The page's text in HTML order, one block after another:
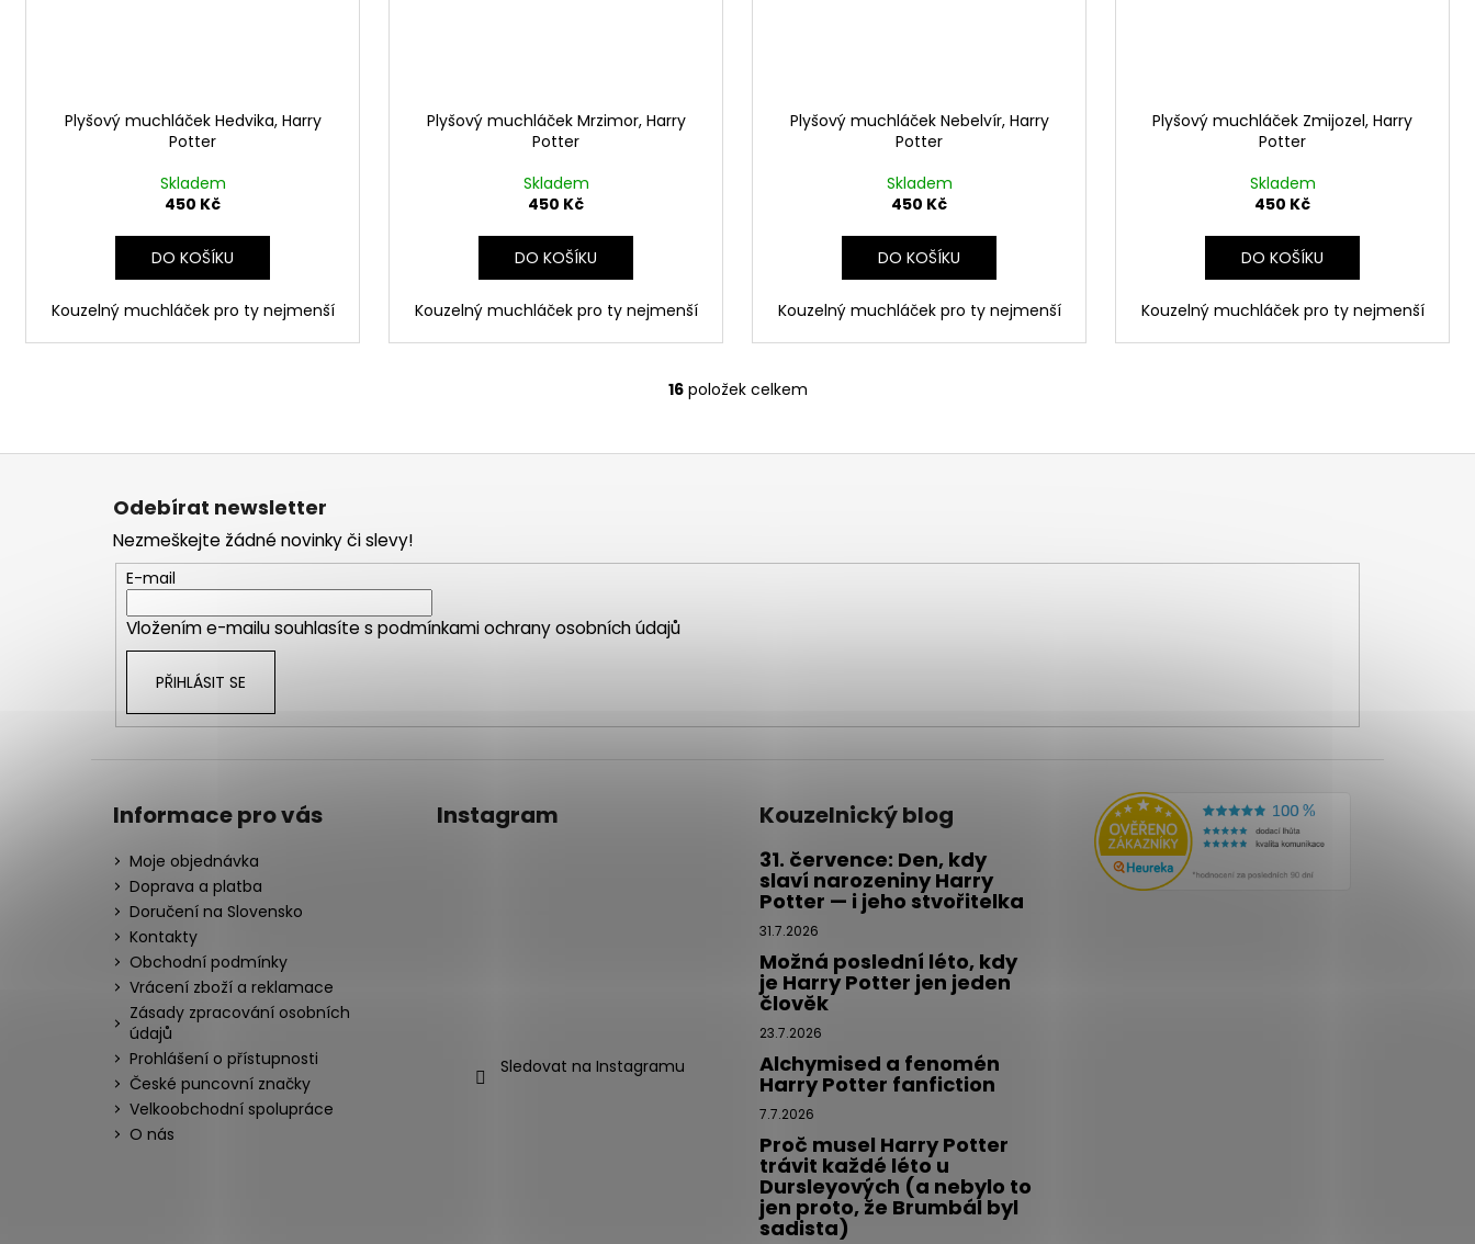
Plyšový muchláček Hedvika, Harry
Potter
Skladem
450 Kč
DO KOŠÍKU
Kouzelný muchláček pro ty nejmenší
Plyšový muchláček Mrzimor, Harry
Potter
Skladem
450 Kč
DO KOŠÍKU
Kouzelný muchláček pro ty nejmenší
Plyšový muchláček Nebelvír, Harry
Potter
Skladem
450 Kč
DO KOŠÍKU
Kouzelný muchláček pro ty nejmenší
Plyšový muchláček Zmijozel, Harry
Potter
Skladem
450 Kč
DO KOŠÍKU
Kouzelný muchláček pro ty nejmenší
O
l
í
ý
16položek celkem
Z
Odebírat newsletter
Nezmeškejte žádné novinky či slevy!
E-mail
Vložením e-mailu souhlasíte s podmínkami ochrany osobních údajů
PŘIHLÁSIT SE
Informace pro vás
Moje objednávka
Doprava a platba
Doručení na Slovensko
Kontakty
Obchodní podmínky
Vrácení zboží a reklamace
Zásady zpracování osobních
údajů
Prohlášení o přístupnosti
České puncovní značky
Velkoobchodní spolupráce
O nás
Instagram
Sledovat na Instagramu
Kouzelnický blog
31. července: Den, kdy
slaví narozeniny Harry
Potter — i jeho stvořitelka
31.7.2026
Možná poslední léto, kdy
je Harry Potter jen jeden
člověk
23.7.2026
Alchymised a fenomén
Harry Potter fanfiction
7.7.2026
Proč musel Harry Potter
trávit každé léto u
Dursleyových (a nebylo to
jen proto, že Brumbál byl
sadista)